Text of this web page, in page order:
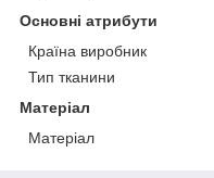
Основні атрибути
Країна виробник
Тип тканини
Матеріал
Матеріал